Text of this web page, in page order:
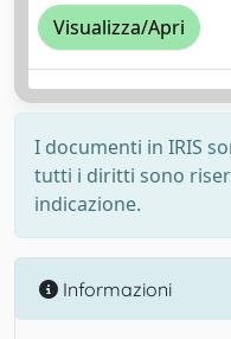
Visualizza/Apri
I documenti in IRIS
tutti i diritti sono
indicazione.
Informazioni